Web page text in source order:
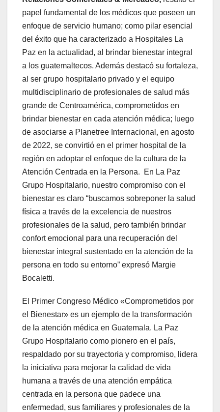
papel fundamental de los médicos que poseen un
enfoque de servicio humano; como pilar esencial
del éxito que ha caracterizado a Hospitales La
Paz en la actualidad, al brindar bienestar integral
a los guatemaltecos. Además destacó su fortaleza,
al ser grupo hospitalario privado y el equipo
multidisciplinario de profesionales de salud más
grande de Centroamérica, comprometidos en
brindar bienestar en cada atención médica; luego
de asociarse a Planetree Internacional, en agosto
de 2022, se convirtió en el primer hospital de la
región en adoptar el enfoque de la cultura de la
Atención Centrada en la Persona. En La Paz
Grupo Hospitalario, nuestro compromiso con el
bienestar es claro “buscamos sobreponer la salud
física a través de la excelencia de nuestros
profesionales de la salud, pero también brindar
confort emocional para una recuperación del
bienestar integral sustentado en la atención de la
persona en todo su entorno” expresó Margie
Bocaletti.
El Primer Congreso Médico «Comprometidos por
el Bienestar» es un ejemplo de la transformación
de la atención médica en Guatemala. La Paz
Grupo Hospitalario como pionero en el país,
respaldado por su trayectoria y compromiso, lidera
la iniciativa para mejorar la calidad de vida
humana a través de una atención empática
centrada en la persona que padece una
enfermedad, sus familiares y profesionales de la